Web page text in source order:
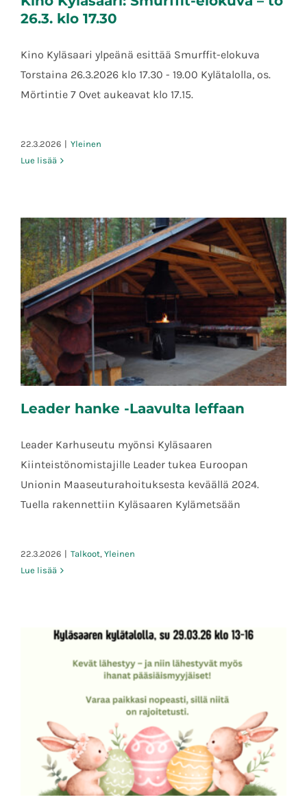
Kino Kyläsaari: Smurffit-elokuva – to 26.3.
klo 17.30
26.3. klo 17.30
Kino Kyläsaari ylpeänä esittää Smurffit-elokuva
Torstaina 26.3.2026 klo 17.30 - 19.00 Kylätalolla, os.
Mörtintie 7 Ovet aukeavat klo 17.15.
22.3.2026 | Yleinen
Lue lisää
Leader hanke -Laavulta leffaan
Leader hanke -Laavulta leffaan
Leader Karhuseutu myönsi Kyläsaaren
Kiinteistönomistajille Leader tukea Euroopan
Unionin Maaseuturahoituksesta keväällä 2024.
Tuella rakennettiin Kyläsaaren Kylämetsään
22.3.2026 | Talkoot, Yleinen
Lue lisää